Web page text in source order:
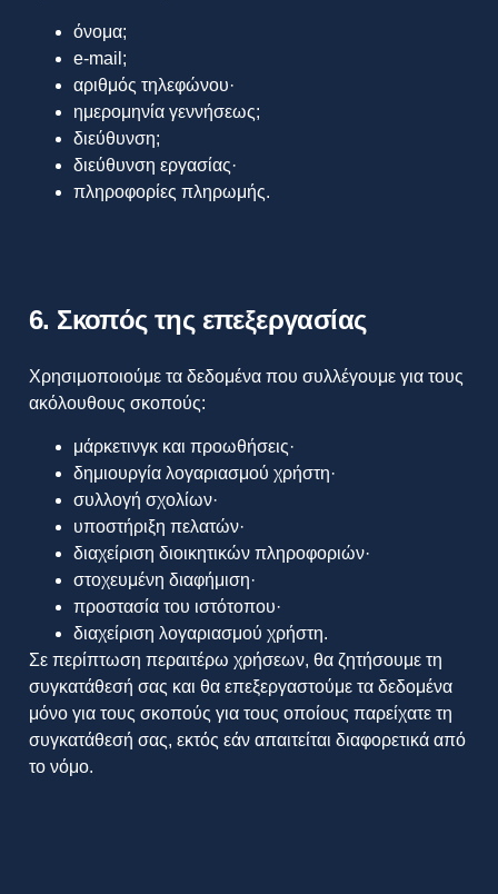
όνομα;
e-mail;
αριθμός τηλεφώνου·
ημερομηνία γεννήσεως;
διεύθυνση;
διεύθυνση εργασίας·
πληροφορίες πληρωμής.
6. Σκοπός της επεξεργασίας
Χρησιμοποιούμε τα δεδομένα που συλλέγουμε για τους
ακόλουθους σκοπούς:
μάρκετινγκ και προωθήσεις·
δημιουργία λογαριασμού χρήστη·
συλλογή σχολίων·
υποστήριξη πελατών·
διαχείριση διοικητικών πληροφοριών·
στοχευμένη διαφήμιση·
προστασία του ιστότοπου·
διαχείριση λογαριασμού χρήστη.
Σε περίπτωση περαιτέρω χρήσεων, θα ζητήσουμε τη
συγκατάθεσή σας και θα επεξεργαστούμε τα δεδομένα
μόνο για τους σκοπούς για τους οποίους παρείχατε τη
συγκατάθεσή σας, εκτός εάν απαιτείται διαφορετικά από
το νόμο.